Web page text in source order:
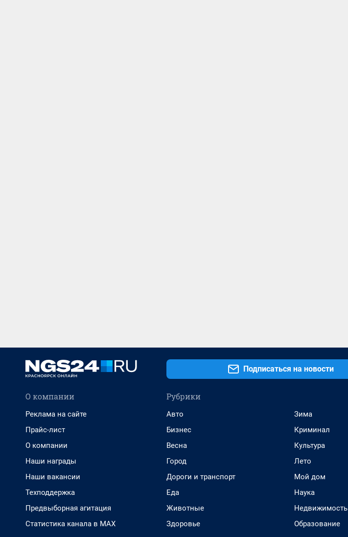
Подписаться на новости
О компании
Реклама на сайте
Прайс-лист
О компании
Наши награды
Наши вакансии
Техподдержка
Предвыборная агитация
Статистика канала в MAX
Рубрики
Авто
Бизнес
Весна
Город
Дороги и транспорт
Еда
Животные
Здоровье
Зима
Криминал
Культура
Лето
Мой дом
Наука
Недвижимость
Образование